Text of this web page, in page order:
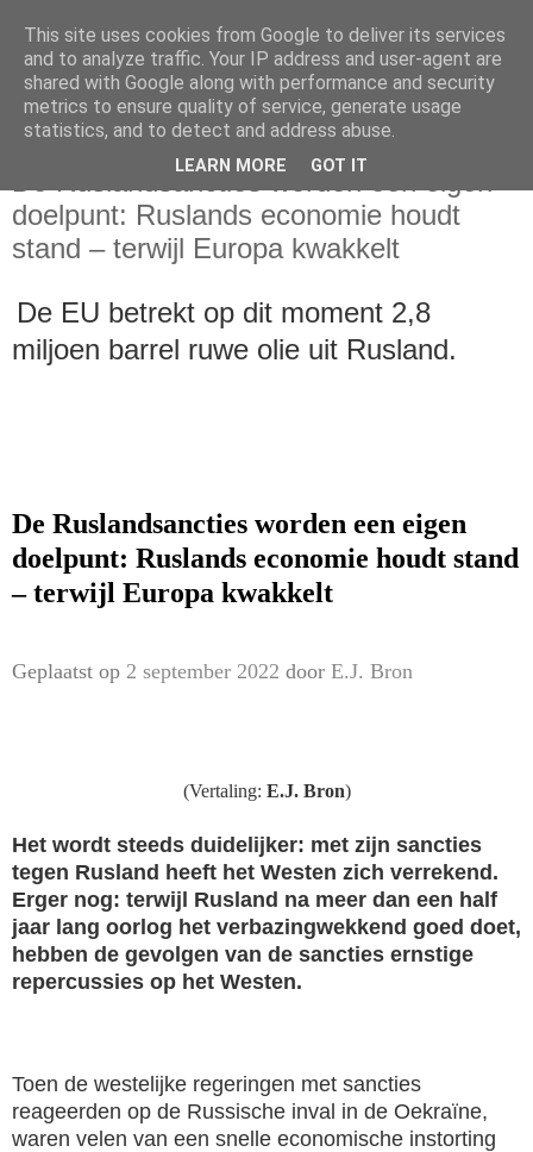
vrijdag 2 september 2022
De Ruslandsancties worden een eigen
doelpunt: Ruslands economie houdt
stand – terwijl Europa kwakkelt
De EU betrekt op dit moment 2,8
miljoen barrel ruwe olie uit Rusland.
De Ruslandsancties worden een eigen
doelpunt: Ruslands economie houdt stand
– terwijl Europa kwakkelt
Geplaatst op 2 september 2022 door E.J. Bron
(Vertaling: E.J. Bron)
Het wordt steeds duidelijker: met zijn sancties
tegen Rusland heeft het Westen zich verrekend.
Erger nog: terwijl Rusland na meer dan een half
jaar lang oorlog het verbazingwekkend goed doet,
hebben de gevolgen van de sancties ernstige
repercussies op het Westen.
Toen de westelijke regeringen met sancties
reageerden op de Russische inval in de Oekraïne,
waren velen van een snelle economische instorting
This site uses cookies from Google to deliver its services
and to analyze traffic. Your IP address and user-agent are
shared with Google along with performance and security
metrics to ensure quality of service, generate usage
statistics, and to detect and address abuse.
LEARN MORE GOT IT